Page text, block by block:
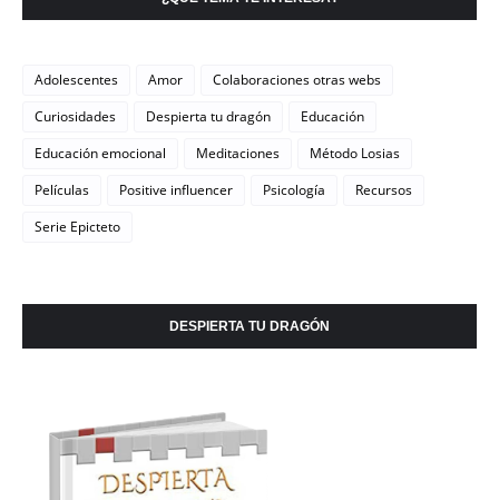
Adolescentes Amor
Colaboraciones otras webs
Curiosidades
Despierta tu dragón
Educación
Educación emocional
Meditaciones
Método Losias
Películas
Positive influencer Psicología
Recursos
Serie Epicteto
DESPIERTA TU DRAGÓN